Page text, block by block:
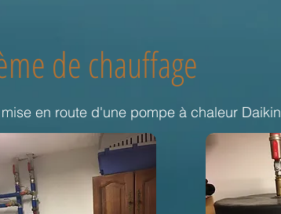
de chauffage
en route d'une pompe à chaleur Daikin